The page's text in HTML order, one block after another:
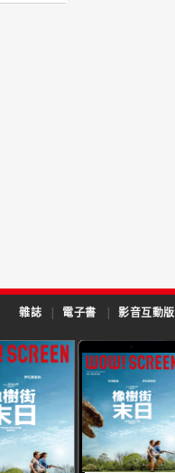
雜誌 | 電子書 | 影音互動版